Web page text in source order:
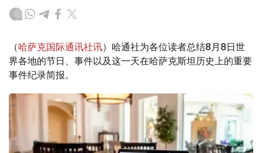
（哈萨克国际通讯社讯）哈通社为各位读者总结8月8日世
界各地的节日、事件以及这一天在哈萨克斯坦历史上的重要
事件纪录简报。